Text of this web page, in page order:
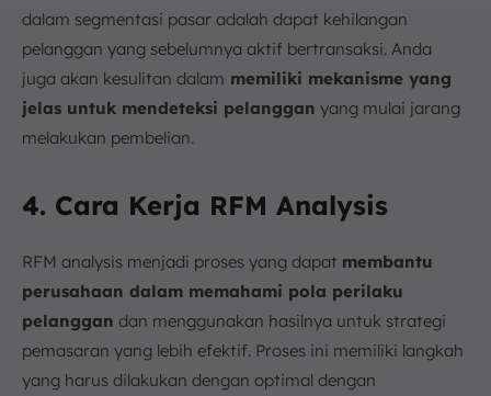
dalam segmentasi pasar adalah dapat kehilangan
pelanggan yang sebelumnya aktif bertransaksi. Anda
juga akan kesulitan dalam memiliki mekanisme yang
jelas untuk mendeteksi pelanggan yang mulai jarang
melakukan pembelian.
4. Cara Kerja RFM Analysis
RFM analysis menjadi proses yang dapat membantu
perusahaan dalam memahami pola perilaku
pelanggan dan menggunakan hasilnya untuk strategi
pemasaran yang lebih efektif. Proses ini memiliki langkah
yang harus dilakukan dengan optimal dengan